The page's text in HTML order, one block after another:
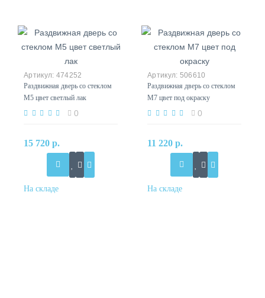
474252
Раздвижная дверь со стеклом
М5 цвет светлый лак
0
15 720 р.
506610
Раздвижная дверь со стеклом
М7 цвет под окраску
0
11 220 р.